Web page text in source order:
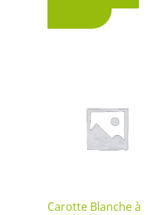
Carotte Blanche à